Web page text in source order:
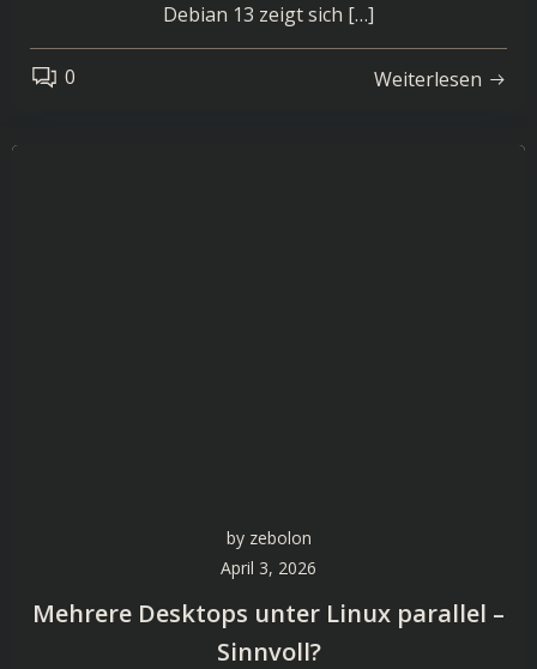
Debian 13 zeigt sich […]
0 Weiterlesen
by zebolon
April 3, 2026
Mehrere Desktops unter Linux parallel –
Sinnvoll?